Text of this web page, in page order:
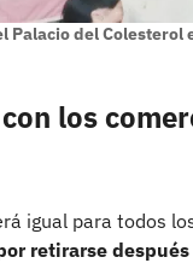
Palacio del Colesterol
los
igual para todos
retirarse